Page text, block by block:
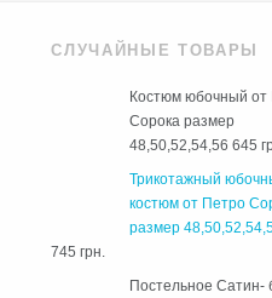
СЛУЧАЙНЫЕ ТОВАРЫ
Костюм юбочный от
Сорока размер
48,50,52,54,56645
Трикотажный
костюм от Петро
размер
745 грн.
Постельное Сатин-